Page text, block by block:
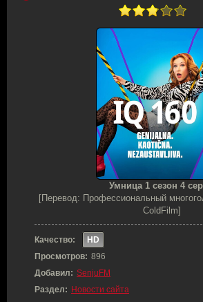
Умница 1 сезон 4
[Перевод: Профессиональный
ColdFilm]
Качество:
HD
Просмотров: 896
Добавил: SenjuFM
Раздел: Новости сайта